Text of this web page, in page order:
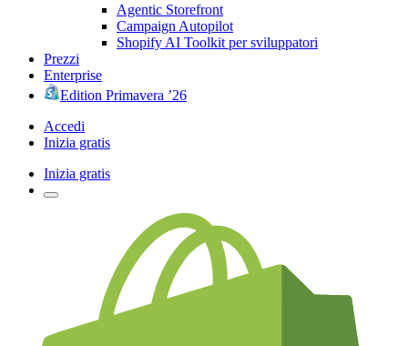
Agentic Storefront
Campaign Autopilot
Shopify AI Toolkit per sviluppatori
Prezzi
Enterprise
Edition Primavera ’26
Accedi
Inizia gratis
Inizia gratis